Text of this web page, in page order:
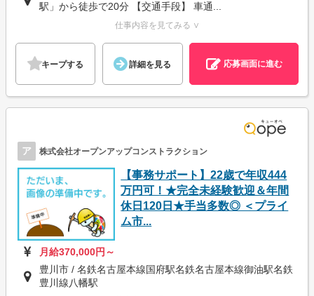
駅」から徒歩で20分 【交通手段】 車通...
仕事内容を見てみる ∨
キープする 詳細を見る 応募画面に進む
ア 株式会社オープンアップコンストラクション
【事務サポート】22歳で年収444
万円可！★完全未経験歓迎＆年間
休日120日★手当多数◎ ＜プライ
ム市...
月給370,000円～
豊川市 / 名鉄名古屋本線国府駅名鉄名古屋本線御油駅名鉄
豊川線八幡駅